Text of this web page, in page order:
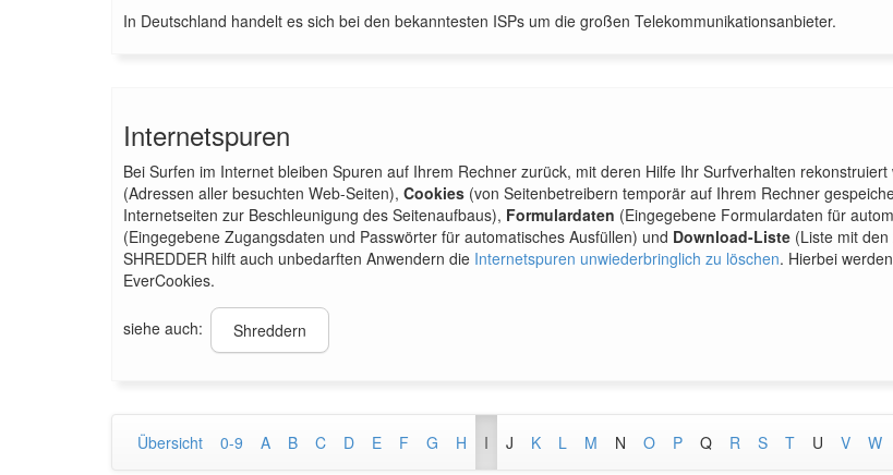
In Deutschland handelt es sich bei den bekanntesten ISPs um die großen Telekommunikationsanbieter.
Internetspuren
Bei Surfen im Internet bleiben Spuren auf Ihrem Rechner zurück, mit deren Hilfe Ihr Surfverhalten
(Adressen aller besuchten Web-Seiten), Cookies (von Seitenbetreibern temporär auf Ihrem Rechner
Internetseiten zur Beschleunigung des Seitenaufbaus), Formulardaten (Eingegebene Formulardaten für
(Eingegebene Zugangsdaten und Passwörter für automatisches Ausfüllen) und Download-Liste (Liste mit
SHREDDER hilft auch unbedarften Anwendern die Internetspuren unwiederbringlich zu löschen. Hierbei
EverCookies.
siehe auch: Shreddern
Übersicht 0-9 A B C D E F G H I J K L M N O P Q R S T U V W